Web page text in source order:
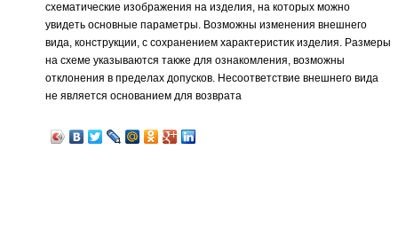
схематические изображения на изделия, на которых можно
увидеть основные параметры. Возможны изменения внешнего
вида, конструкции, с сохранением характеристик изделия. Размеры
на схеме указываются также для ознакомления, возможны
отклонения в пределах допусков. Несоответствие внешнего вида
не является основанием для возврата